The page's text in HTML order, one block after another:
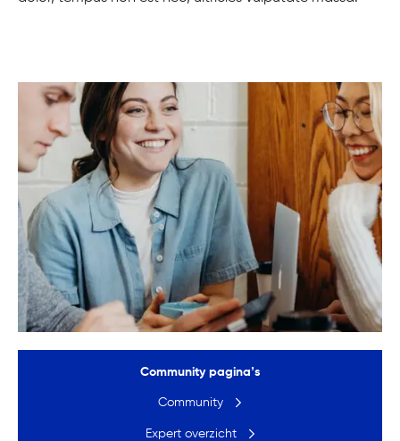
Community pagina’s
Community
Expert overzicht